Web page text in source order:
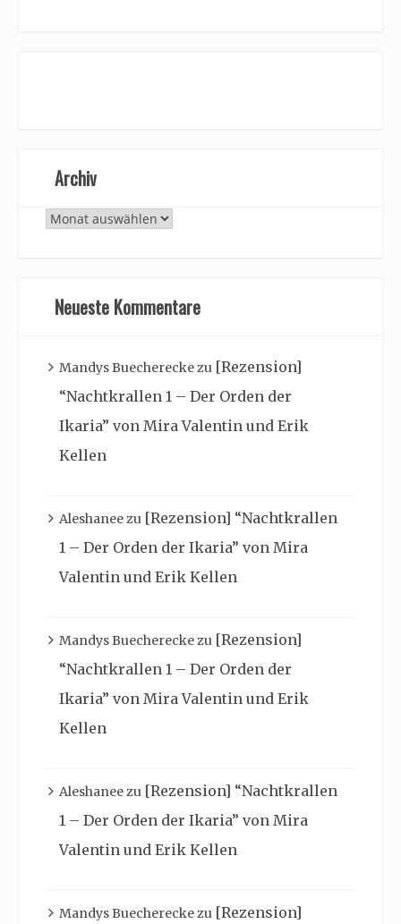
Archiv
Archiv
Neueste Kommentare
Mandys Buechereckezu [Rezension]
“Nachtkrallen 1 – Der Orden der
Ikaria” von Mira Valentin und Erik
Kellen
Aleshaneezu [Rezension] “Nachtkrallen
1 – Der Orden der Ikaria” von Mira
Valentin und Erik Kellen
Mandys Buechereckezu [Rezension]
“Nachtkrallen 1 – Der Orden der
Ikaria” von Mira Valentin und Erik
Kellen
Aleshaneezu [Rezension] “Nachtkrallen
1 – Der Orden der Ikaria” von Mira
Valentin und Erik Kellen
Mandys Buechereckezu [Rezension]